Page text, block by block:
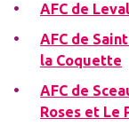
AFC de
AFC de
la Coquette
AFC de
Roses et Le